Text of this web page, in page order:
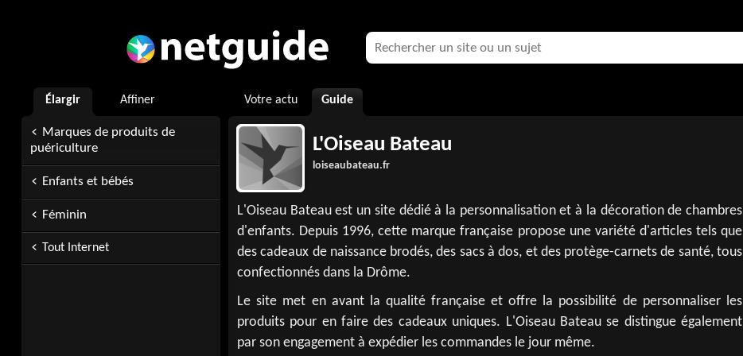
Élargir Affiner
Marques de produits de
puériculture
Enfants et bébés
Féminin
Tout Internet
Votre actu Guide
L'Oiseau Bateau
loiseaubateau.fr
L'Oiseau Bateau est un site dédié à la personnalisation et à la décoration de chambres
d'enfants. Depuis 1996, cette marque française propose une variété d'articles tels que
des cadeaux de naissance brodés, des sacs à dos, et des protège-carnets de santé, tous
confectionnés dans la Drôme.
Le site met en avant la qualité française et offre la possibilité de personnaliser les
produits pour en faire des cadeaux uniques. L'Oiseau Bateau se distingue également
par son engagement à expédier les commandes le jour même.